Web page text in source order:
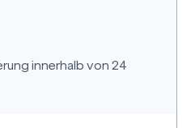
innerhalb von 24